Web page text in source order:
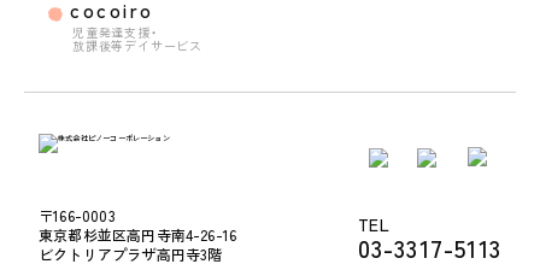
〒166-0003
東京都杉並区高円寺南4-26-16
ビクトリアプラザ高円寺3階
TEL
03-3317-5113
cocoiro
児童発達支援・
放課後等デイサービス